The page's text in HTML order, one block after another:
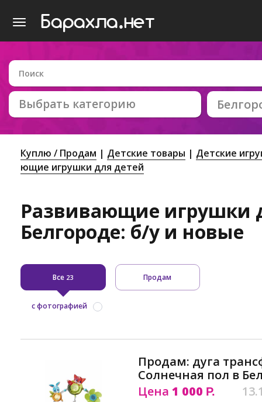
Выбрать категорию
Куплю / Продам Детские товары
Детские
ющие игрушки для детей
Развивающие игрушки
Белгороде: б/у и новые
Все 23 Продам
с фотографией
Продам: дуга
Солнечная пол в
Цена 1 000 Р.